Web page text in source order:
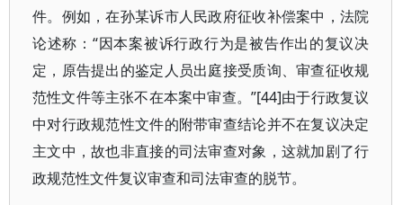
件。例如，在孙某诉市人民政府征收补偿案中，法院
论述称：“因本案被诉行政行为是被告作出的复议决
定，原告提出的鉴定人员出庭接受质询、审查征收规
范性文件等主张不在本案中审查。”[44]由于行政复议
中对行政规范性文件的附带审查结论并不在复议决定
主文中，故也非直接的司法审查对象，这就加剧了行
政规范性文件复议审查和司法审查的脱节。